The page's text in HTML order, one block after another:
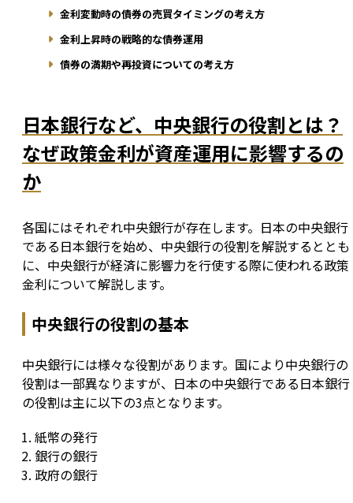
金利変動時の債券の売買タイミングの考え方
金利上昇時の戦略的な債券運用
債券の満期や再投資についての考え方
日本銀行など、中央銀行の役割とは？
なぜ政策金利が資産運用に影響するの
か
各国にはそれぞれ中央銀行が存在します。日本の中央銀行
である日本銀行を始め、中央銀行の役割を解説するととも
に、中央銀行が経済に影響力を行使する際に使われる政策
金利について解説します。
中央銀行の役割の基本
中央銀行には様々な役割があります。国により中央銀行の
役割は一部異なりますが、日本の中央銀行である日本銀行
の役割は主に以下の3点となります。
紙幣の発行
銀行の銀行
政府の銀行